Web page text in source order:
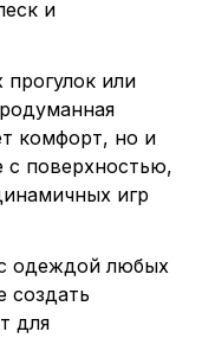
и
или
комфорт, но и
с поверхностью,
игр
с одеждой любых
создать
для